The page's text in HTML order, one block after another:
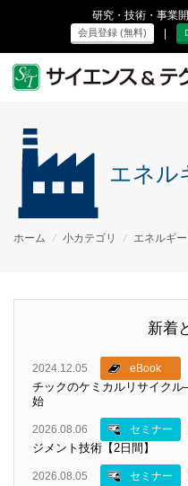
研究・技術・事業
会員登録 (無料) |
エネル
ホーム / 小カテゴリ / エネルギ
新着
2024.12.05 eBook
チックのケミカルリサイク
始
2026.08.06 セミナー
ジメント技術【2日間】
2026.08.05 セミナー